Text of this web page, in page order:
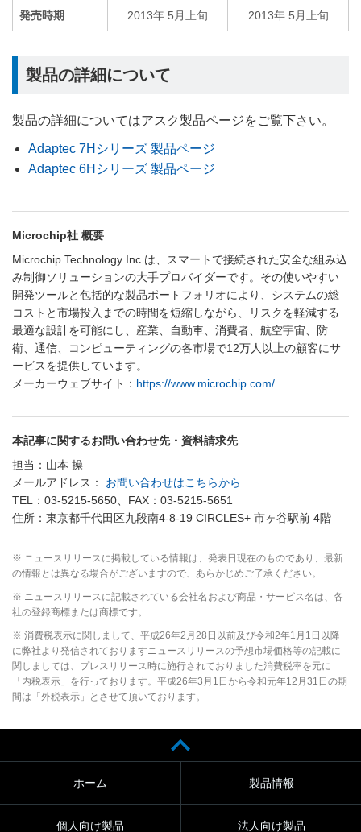
発売時期 2013年 5月上旬 2013年 5月上旬
製品の詳細について
製品の詳細についてはアスク製品ページをご覧下さい。
Adaptec 7Hシリーズ 製品ページ
Adaptec 6Hシリーズ 製品ページ
Microchip社 概要
Microchip Technology Inc.は、スマートで接続された安全な組み込
み制御ソリューションの大手プロバイダーです。その使いやすい
開発ツールと包括的な製品ポートフォリオにより、システムの総
コストと市場投入までの時間を短縮しながら、リスクを軽減する
最適な設計を可能にし、産業、自動車、消費者、航空宇宙、防
衛、通信、コンピューティングの各市場で12万人以上の顧客にサ
ービスを提供しています。
メーカーウェブサイト： https://www.microchip.com/
本記事に関するお問い合わせ先・資料請求先
担当：山本 操
メールアドレス： お問い合わせはこちらから
TEL：03-5215-5650、FAX：03-5215-5651
住所：東京都千代田区九段南4-8-19 CIRCLES+ 市ヶ谷駅前 4階
※ ニュースリリースに掲載している情報は、発表日現在のものであり、最新
の情報とは異なる場合がございますので、あらかじめご了承ください。
※ ニュースリリースに記載されている会社名および商品・サービス名は、各
社の登録商標または商標です。
※ 消費税表示に関しまして、平成26年2月28日以前及び令和2年1月1日以降
に弊社より発信されておりますニュースリリースの予想市場価格等の記載に
関しましては、プレスリリース時に施行されておりました消費税率を元に
「内税表示」を行っております。平成26年3月1日から令和元年12月31日の期
間は「外税表示」とさせて頂いております。
ホーム 製品情報
個人向け製品 法人向け製品